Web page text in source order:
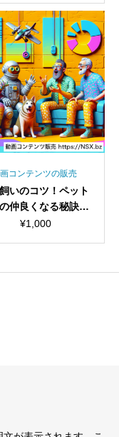
コンテンツの販売
いのコツ！ペット
仲良くなる秘訣シ
ョート動画セット
¥1,000